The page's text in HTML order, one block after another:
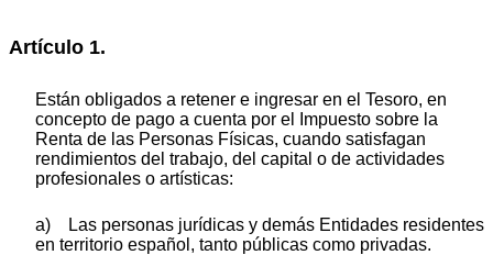
Artículo 1.
Están obligados a retener e ingresar en el Tesoro, en
concepto de pago a cuenta por el Impuesto sobre la
Renta de las Personas Físicas, cuando satisfagan
rendimientos del trabajo, del capital o de actividades
profesionales o artísticas:
a) Las personas jurídicas y demás Entidades residentes
en territorio español, tanto públicas como privadas.